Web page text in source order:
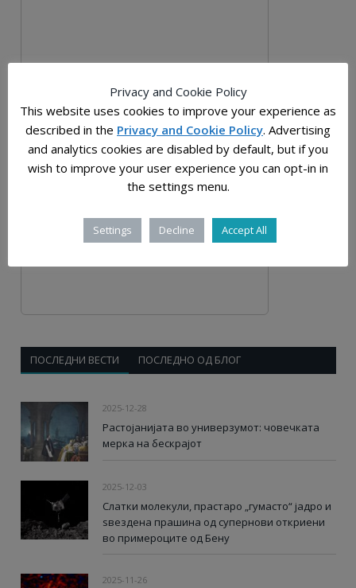
ПОСЛЕДНИ ВЕСТИ ПОСЛЕДНО ОД БЛОГ
2025-12-28
Растојанијата во универзумот: човечката
мерка на бескрајот
2025-12-03
Слатки молекули, прастаро „гумасто“ јадро и
ѕвездена прашина од супернови откриени
во примероците од Бену
2025-11-26
Privacy and Cookie Policy
This website uses cookies to improve your experience as
described in the Privacy and Cookie Policy. Advertising
and analytics cookies are disabled by default, but if you
wish to improve your user experience you can opt-in in
the settings menu.
Settings Decline Accept All